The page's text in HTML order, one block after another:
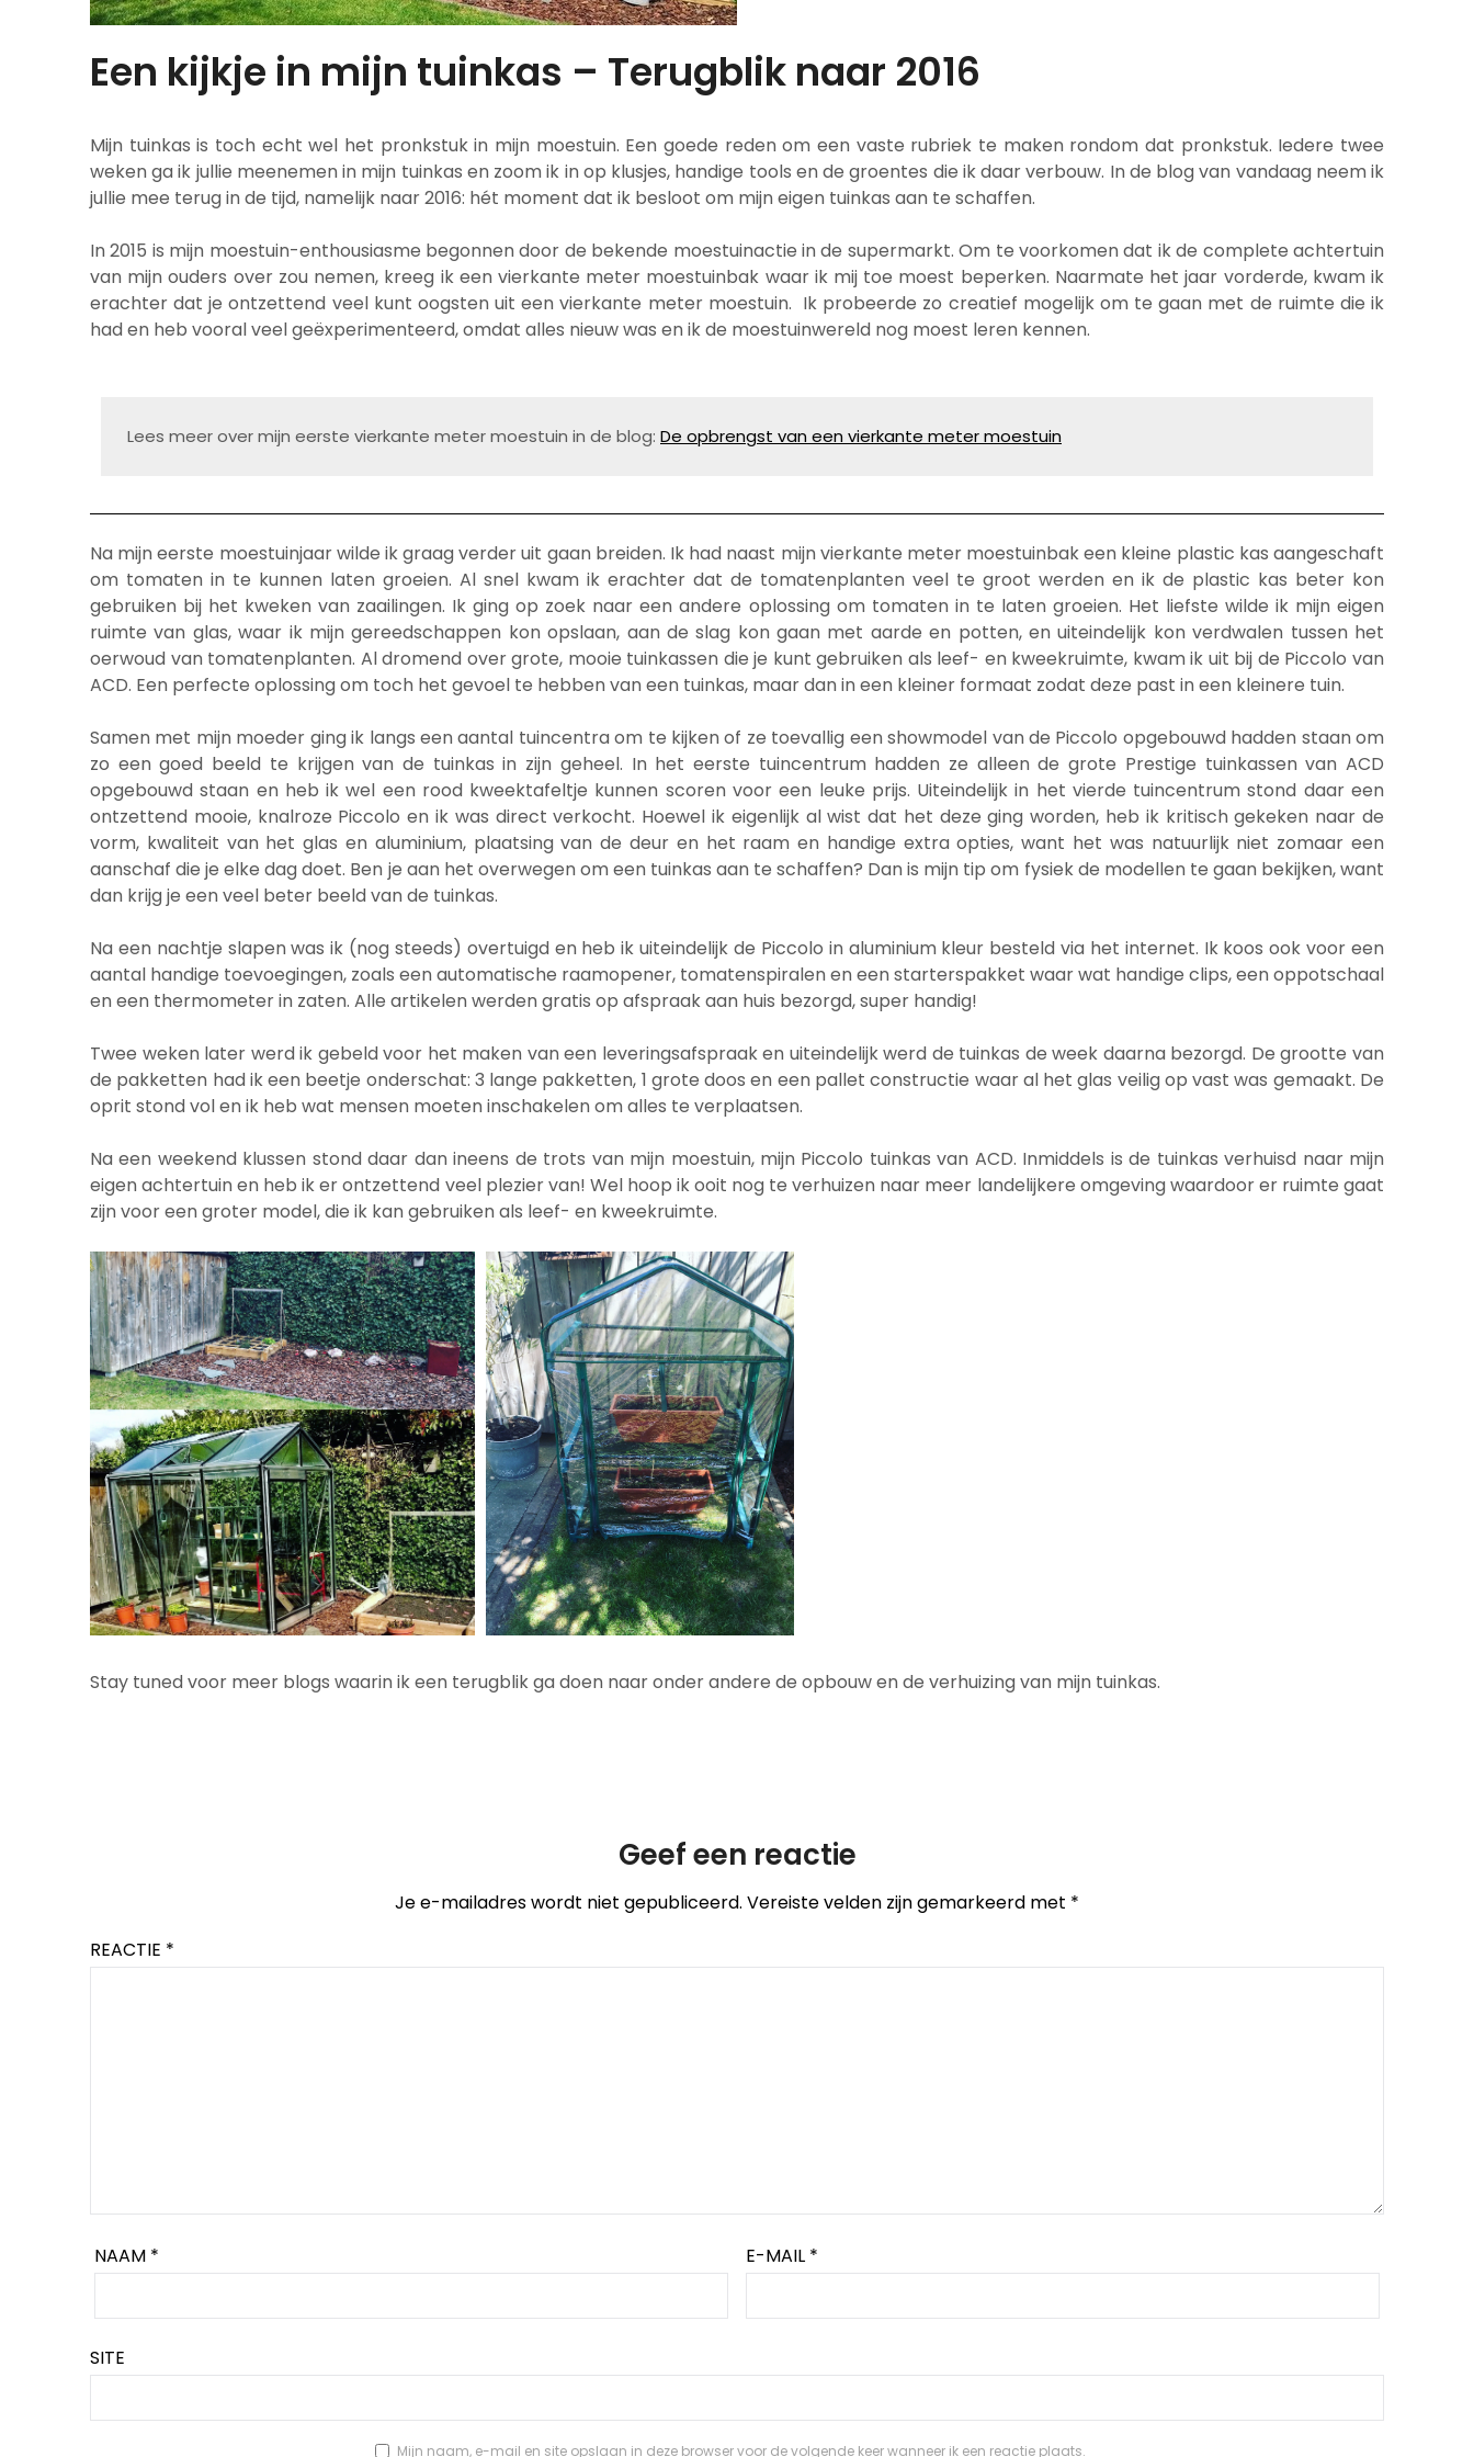
Een kijkje in mijn tuinkas – Terugblik naar 2016
Mijn tuinkas is toch echt wel het pronkstuk in mijn moestuin. Een goede reden om een vaste rubriek te maken rondom dat pronkstuk. Iedere twee
weken ga ik jullie meenemen in mijn tuinkas en zoom ik in op klusjes, handige tools en de groentes die ik daar verbouw. In de blog van vandaag neem ik
jullie mee terug in de tijd, namelijk naar 2016: hét moment dat ik besloot om mijn eigen tuinkas aan te schaffen.
In 2015 is mijn moestuin-enthousiasme begonnen door de bekende moestuinactie in de supermarkt. Om te voorkomen dat ik de complete achtertuin
van mijn ouders over zou nemen, kreeg ik een vierkante meter moestuinbak waar ik mij toe moest beperken. Naarmate het jaar vorderde, kwam ik
erachter dat je ontzettend veel kunt oogsten uit een vierkante meter moestuin. Ik probeerde zo creatief mogelijk om te gaan met de ruimte die ik
had en heb vooral veel geëxperimenteerd, omdat alles nieuw was en ik de moestuinwereld nog moest leren kennen.
Lees meer over mijn eerste vierkante meter moestuin in de blog: De opbrengst van een vierkante meter moestuin
Na mijn eerste moestuinjaar wilde ik graag verder uit gaan breiden. Ik had naast mijn vierkante meter moestuinbak een kleine plastic kas aangeschaft
om tomaten in te kunnen laten groeien. Al snel kwam ik erachter dat de tomatenplanten veel te groot werden en ik de plastic kas beter kon
gebruiken bij het kweken van zaailingen. Ik ging op zoek naar een andere oplossing om tomaten in te laten groeien. Het liefste wilde ik mijn eigen
ruimte van glas, waar ik mijn gereedschappen kon opslaan, aan de slag kon gaan met aarde en potten, en uiteindelijk kon verdwalen tussen het
oerwoud van tomatenplanten. Al dromend over grote, mooie tuinkassen die je kunt gebruiken als leef- en kweekruimte, kwam ik uit bij de Piccolo van
ACD. Een perfecte oplossing om toch het gevoel te hebben van een tuinkas, maar dan in een kleiner formaat zodat deze past in een kleinere tuin.
Samen met mijn moeder ging ik langs een aantal tuincentra om te kijken of ze toevallig een showmodel van de Piccolo opgebouwd hadden staan om
zo een goed beeld te krijgen van de tuinkas in zijn geheel. In het eerste tuincentrum hadden ze alleen de grote Prestige tuinkassen van ACD
opgebouwd staan en heb ik wel een rood kweektafeltje kunnen scoren voor een leuke prijs. Uiteindelijk in het vierde tuincentrum stond daar een
ontzettend mooie, knalroze Piccolo en ik was direct verkocht. Hoewel ik eigenlijk al wist dat het deze ging worden, heb ik kritisch gekeken naar de
vorm, kwaliteit van het glas en aluminium, plaatsing van de deur en het raam en handige extra opties, want het was natuurlijk niet zomaar een
aanschaf die je elke dag doet. Ben je aan het overwegen om een tuinkas aan te schaffen? Dan is mijn tip om fysiek de modellen te gaan bekijken, want
dan krijg je een veel beter beeld van de tuinkas.
Na een nachtje slapen was ik (nog steeds) overtuigd en heb ik uiteindelijk de Piccolo in aluminium kleur besteld via het internet. Ik koos ook voor een
aantal handige toevoegingen, zoals een automatische raamopener, tomatenspiralen en een starterspakket waar wat handige clips, een oppotschaal
en een thermometer in zaten. Alle artikelen werden gratis op afspraak aan huis bezorgd, super handig!
Twee weken later werd ik gebeld voor het maken van een leveringsafspraak en uiteindelijk werd de tuinkas de week daarna bezorgd. De grootte van
de pakketten had ik een beetje onderschat: 3 lange pakketten, 1 grote doos en een pallet constructie waar al het glas veilig op vast was gemaakt. De
oprit stond vol en ik heb wat mensen moeten inschakelen om alles te verplaatsen.
Na een weekend klussen stond daar dan ineens de trots van mijn moestuin, mijn Piccolo tuinkas van ACD. Inmiddels is de tuinkas verhuisd naar mijn
eigen achtertuin en heb ik er ontzettend veel plezier van! Wel hoop ik ooit nog te verhuizen naar meer landelijkere omgeving waardoor er ruimte gaat
zijn voor een groter model, die ik kan gebruiken als leef- en kweekruimte.
Stay tuned voor meer blogs waarin ik een terugblik ga doen naar onder andere de opbouw en de verhuizing van mijn tuinkas.
Geef een reactie
Je e-mailadres wordt niet gepubliceerd. Vereiste velden zijn gemarkeerd met *
REACTIE *
NAAM * E-MAIL *
SITE
Mijn naam, e-mail en site opslaan in deze browser voor de volgende keer wanneer ik een reactie plaats.